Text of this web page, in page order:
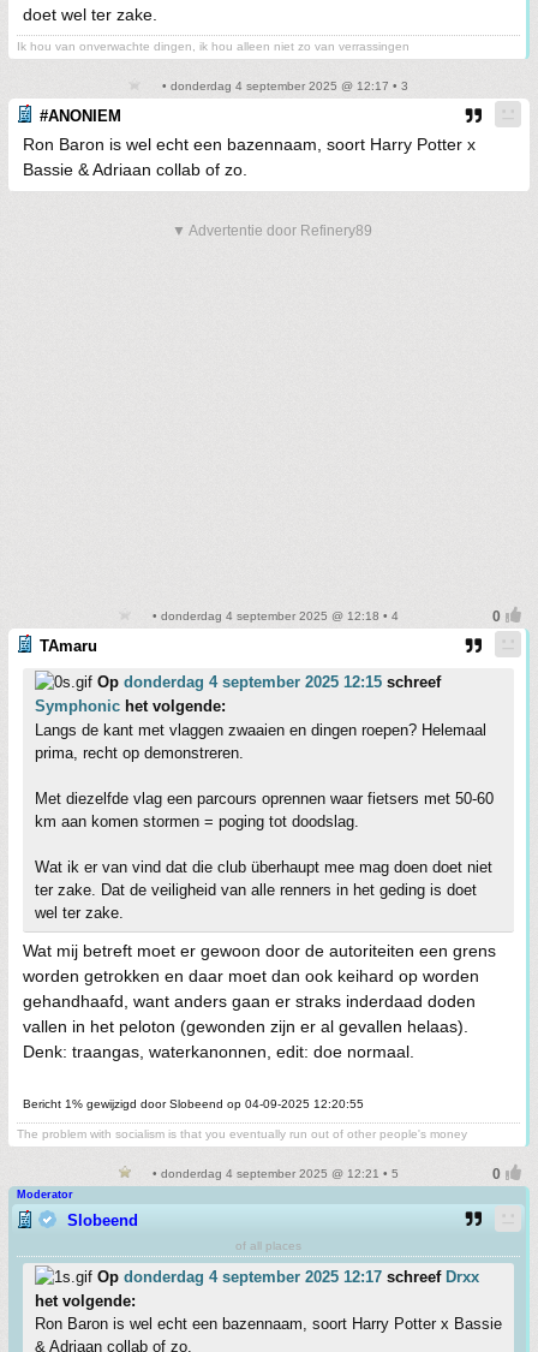
doet wel ter zake.
Ik hou van onverwachte dingen, ik hou alleen niet zo van verrassingen
• donderdag 4 september 2025 @ 12:17 • 3
#ANONIEM
Ron Baron is wel echt een bazennaam, soort Harry Potter x
Bassie & Adriaan collab of zo.
▼ Advertentie door Refinery89
• donderdag 4 september 2025 @ 12:18 • 4
TAmaru
Op donderdag 4 september 2025 12:15 schreef
Symphonic het volgende:
Langs de kant met vlaggen zwaaien en dingen roepen? Helemaal
prima, recht op demonstreren.
Met diezelfde vlag een parcours oprennen waar fietsers met 50-60
km aan komen stormen = poging tot doodslag.
Wat ik er van vind dat die club überhaupt mee mag doen doet niet
ter zake. Dat de veiligheid van alle renners in het geding is doet
wel ter zake.
Wat mij betreft moet er gewoon door de autoriteiten een grens
worden getrokken en daar moet dan ook keihard op worden
gehandhaafd, want anders gaan er straks inderdaad doden
vallen in het peloton (gewonden zijn er al gevallen helaas).
Denk: traangas, waterkanonnen, edit: doe normaal.
Bericht 1% gewijzigd door Slobeend op 04-09-2025 12:20:55
The problem with socialism is that you eventually run out of other people's money
• donderdag 4 september 2025 @ 12:21 • 5
Moderator
Slobeend
of all places
Op donderdag 4 september 2025 12:17 schreef Drxx
het volgende:
Ron Baron is wel echt een bazennaam, soort Harry Potter x Bassie
& Adriaan collab of zo.